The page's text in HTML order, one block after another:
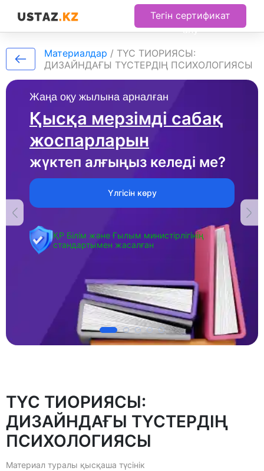
Тегін сертификат
алу
Жаңа оқу жылына арналған
Қысқа мерзімді сабақ
жоспарларын
жүктеп алғыңыз келеді ме?
Үлгісін көру
ҚР Білім және Ғылым министірлігінің
стандартымен жасалған
Материалдар / ТҮС ТИОРИЯСЫ:
ДИЗАЙНДАҒЫ ТҮСТЕРДІҢ ПСИХОЛОГИЯСЫ
ТҮС ТИОРИЯСЫ:
ДИЗАЙНДАҒЫ ТҮСТЕРДІҢ
ПСИХОЛОГИЯСЫ
Материал туралы қысқаша түсінік